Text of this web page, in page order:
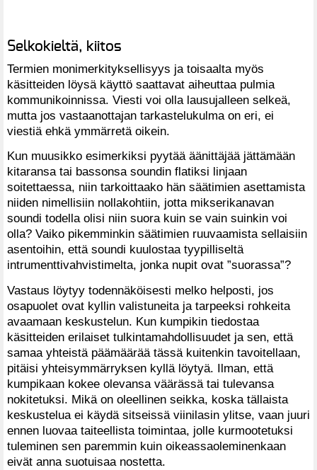
Selkokieltä, kiitos
Termien monimerkityksellisyys ja toisaalta myös
käsitteiden löysä käyttö saattavat aiheuttaa pulmia
kommunikoinnissa. Viesti voi olla lausujalleen selkeä,
mutta jos vastaanottajan tarkastelukulma on eri, ei
viestiä ehkä ymmärretä oikein.
Kun muusikko esimerkiksi pyytää äänittäjää jättämään
kitaransa tai bassonsa soundin flatiksi linjaan
soitettaessa, niin tarkoittaako hän säätimien asettamista
niiden nimellisiin nollakohtiin, jotta mikserikanavan
soundi todella olisi niin suora kuin se vain suinkin voi
olla? Vaiko pikemminkin säätimien ruuvaamista sellaisiin
asentoihin, että soundi kuulostaa tyypilliseltä
intrumenttivahvistimelta, jonka nupit ovat ”suorassa”?
Vastaus löytyy todennäköisesti melko helposti, jos
osapuolet ovat kyllin valistuneita ja tarpeeksi rohkeita
avaamaan keskustelun. Kun kumpikin tiedostaa
käsitteiden erilaiset tulkintamahdollisuudet ja sen, että
samaa yhteistä päämäärää tässä kuitenkin tavoitellaan,
pitäisi yhteisymmärryksen kyllä löytyä. Ilman, että
kumpikaan kokee olevansa väärässä tai tulevansa
nokitetuksi. Mikä on oleellinen seikka, koska tällaista
keskustelua ei käydä sitseissä viinilasin ylitse, vaan juuri
ennen luovaa taiteellista toimintaa, jolle kurmootetuksi
tuleminen sen paremmin kuin oikeassaoleminenkaan
eivät anna suotuisaa nostetta.